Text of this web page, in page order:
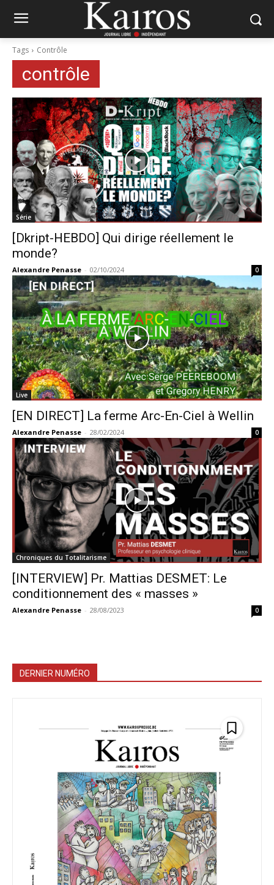
Tags Contrôle
contrôle
Série
[Dkript-HEBDO] Qui dirige réellement le
monde?
Alexandre Penasse - 02/10/2024 0
Live
[EN DIRECT] La ferme Arc-En-Ciel à Wellin
Alexandre Penasse - 28/02/2024 0
Chroniques du Totalitarisme
[INTERVIEW] Pr. Mattias DESMET: Le
conditionnement des « masses »
Alexandre Penasse - 28/08/2023 0
DERNIER NUMÉRO